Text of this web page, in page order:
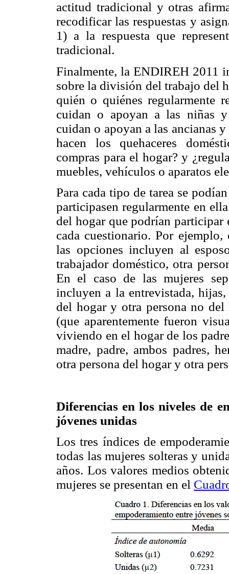
actitud tradicional y otras
recodificar las respuestas y
1) a la respuesta que
tradicional.
Finalmente, la ENDIREH 2011
sobre la división del trabajo del
quién o quiénes regularmente
cuidan o apoyan a las niñas
cuidan o apoyan a las ancianas
hacen los quehaceres
compras para el hogar? y
muebles, vehículos o aparatos
Para cada tipo de tarea se
participasen regularmente en
del hogar que podrían participar
cada cuestionario. Por
las opciones incluyen al
trabajador doméstico, otra
En el caso de las mujeres
incluyen a la entrevistada,
del hogar y otra persona no del
(que aparentemente fueron
viviendo en el hogar de los
madre, padre, ambos padres,
otra persona del hogar y otra
Diferencias en los niveles de
jóvenes unidas
Los tres índices de
todas las mujeres solteras y
años. Los valores medios
mujeres se presentan en el